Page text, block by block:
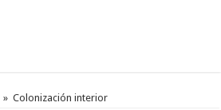
» Colonización interior